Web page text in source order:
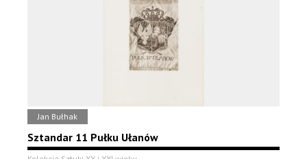
Jan Bułhak
Sztandar 11 Pułku Ułanów